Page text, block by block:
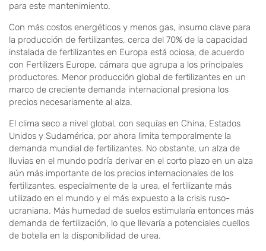
para este mantenimiento.
Con más costos energéticos y menos gas, insumo clave para
la producción de fertilizantes, cerca del 70% de la capacidad
instalada de fertilizantes en Europa está ociosa, de acuerdo
con Fertilizers Europe, cámara que agrupa a los principales
productores. Menor producción global de fertilizantes en un
marco de creciente demanda internacional presiona los
precios necesariamente al alza.
El clima seco a nivel global, con sequías en China, Estados
Unidos y Sudamérica, por ahora limita temporalmente la
demanda mundial de fertilizantes. No obstante, un alza de
lluvias en el mundo podría derivar en el corto plazo en un alza
aún más importante de los precios internacionales de los
fertilizantes, especialmente de la urea, el fertilizante más
utilizado en el mundo y el más expuesto a la crisis ruso-
ucraniana. Más humedad de suelos estimularía entonces más
demanda de fertilización, lo que llevaría a potenciales cuellos
de botella en la disponibilidad de urea.